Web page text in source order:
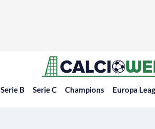
Serie B Serie C Champions Europa